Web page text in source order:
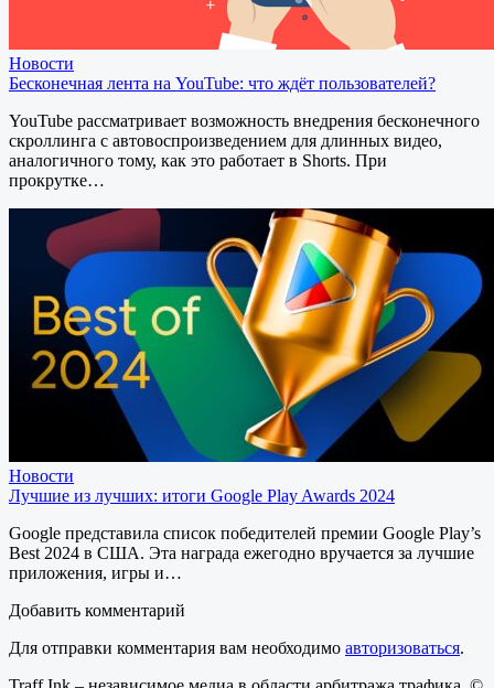
Новости
Бесконечная лента на YouTube: что ждёт пользователей?
YouTube рассматривает возможность внедрения бесконечного
скроллинга с автовоспроизведением для длинных видео,
аналогичного тому, как это работает в Shorts. При
прокрутке…
Новости
Лучшие из лучших: итоги Google Play Awards 2024
Google представила список победителей премии Google Play’s
Best 2024 в США. Эта награда ежегодно вручается за лучшие
приложения, игры и…
Добавить комментарий
Для отправки комментария вам необходимо авторизоваться.